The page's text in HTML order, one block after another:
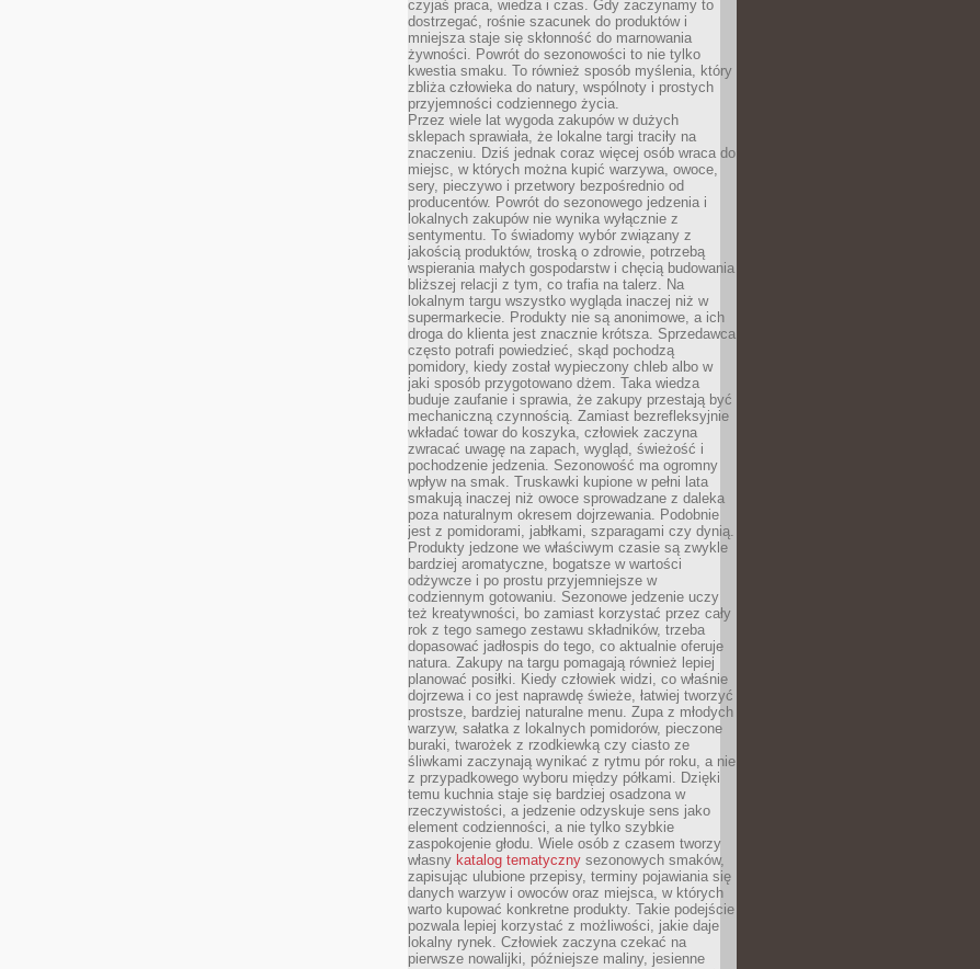
czyjaś praca, wiedza i czas. Gdy zaczynamy to
dostrzegać, rośnie szacunek do produktów i
mniejsza staje się skłonność do marnowania
żywności. Powrót do sezonowości to nie tylko
kwestia smaku. To również sposób myślenia, który
zbliża człowieka do natury, wspólnoty i prostych
przyjemności codziennego życia.
Przez wiele lat wygoda zakupów w dużych
sklepach sprawiała, że lokalne targi traciły na
znaczeniu. Dziś jednak coraz więcej osób wraca do
miejsc, w których można kupić warzywa, owoce,
sery, pieczywo i przetwory bezpośrednio od
producentów. Powrót do sezonowego jedzenia i
lokalnych zakupów nie wynika wyłącznie z
sentymentu. To świadomy wybór związany z
jakością produktów, troską o zdrowie, potrzebą
wspierania małych gospodarstw i chęcią budowania
bliższej relacji z tym, co trafia na talerz. Na
lokalnym targu wszystko wygląda inaczej niż w
supermarkecie. Produkty nie są anonimowe, a ich
droga do klienta jest znacznie krótsza. Sprzedawca
często potrafi powiedzieć, skąd pochodzą
pomidory, kiedy został wypieczony chleb albo w
jaki sposób przygotowano dżem. Taka wiedza
buduje zaufanie i sprawia, że zakupy przestają być
mechaniczną czynnością. Zamiast bezrefleksyjnie
wkładać towar do koszyka, człowiek zaczyna
zwracać uwagę na zapach, wygląd, świeżość i
pochodzenie jedzenia. Sezonowość ma ogromny
wpływ na smak. Truskawki kupione w pełni lata
smakują inaczej niż owoce sprowadzane z daleka
poza naturalnym okresem dojrzewania. Podobnie
jest z pomidorami, jabłkami, szparagami czy dynią.
Produkty jedzone we właściwym czasie są zwykle
bardziej aromatyczne, bogatsze w wartości
odżywcze i po prostu przyjemniejsze w
codziennym gotowaniu. Sezonowe jedzenie uczy
też kreatywności, bo zamiast korzystać przez cały
rok z tego samego zestawu składników, trzeba
dopasować jadłospis do tego, co aktualnie oferuje
natura. Zakupy na targu pomagają również lepiej
planować posiłki. Kiedy człowiek widzi, co właśnie
dojrzewa i co jest naprawdę świeże, łatwiej tworzyć
prostsze, bardziej naturalne menu. Zupa z młodych
warzyw, sałatka z lokalnych pomidorów, pieczone
buraki, twarożek z rzodkiewką czy ciasto ze
śliwkami zaczynają wynikać z rytmu pór roku, a nie
z przypadkowego wyboru między półkami. Dzięki
temu kuchnia staje się bardziej osadzona w
rzeczywistości, a jedzenie odzyskuje sens jako
element codzienności, a nie tylko szybkie
zaspokojenie głodu. Wiele osób z czasem tworzy
własny katalog tematyczny sezonowych smaków,
zapisując ulubione przepisy, terminy pojawiania się
danych warzyw i owoców oraz miejsca, w których
warto kupować konkretne produkty. Takie podejście
pozwala lepiej korzystać z możliwości, jakie daje
lokalny rynek. Człowiek zaczyna czekać na
pierwsze nowalijki, późniejsze maliny, jesienne